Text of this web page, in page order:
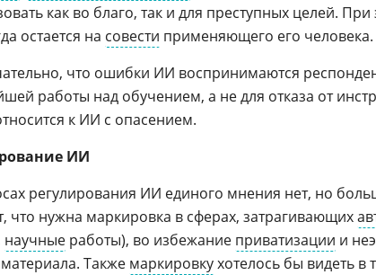
как во благо, так и для преступных целей.
остается на совести применяющего его человека.
что ошибки ИИ воспринимаются
работы над обучением, а не для отказа от
к ИИ с опасением.
ИИ
регулирования ИИ единого мнения нет, но
что нужна маркировка в сферах, затрагивающих
научные работы), во избежание приватизации и
Также маркировкухотелось бы видеть в